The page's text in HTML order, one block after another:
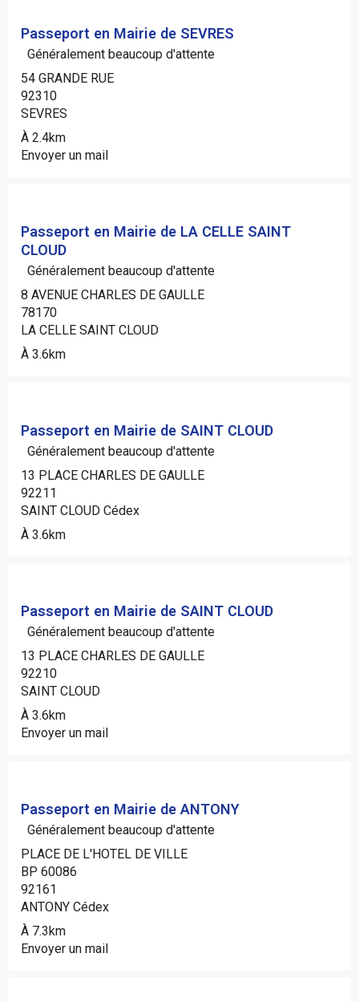
Passeport en Mairie de SEVRES
Généralement beaucoup d'attente
54 GRANDE RUE
92310
SEVRES
À 2.4km
Envoyer un mail
Passeport en Mairie de LA CELLE SAINT
CLOUD
Généralement beaucoup d'attente
8 AVENUE CHARLES DE GAULLE
78170
LA CELLE SAINT CLOUD
À 3.6km
Passeport en Mairie de SAINT CLOUD
Généralement beaucoup d'attente
13 PLACE CHARLES DE GAULLE
92211
SAINT CLOUD Cédex
À 3.6km
Passeport en Mairie de SAINT CLOUD
Généralement beaucoup d'attente
13 PLACE CHARLES DE GAULLE
92210
SAINT CLOUD
À 3.6km
Envoyer un mail
Passeport en Mairie de ANTONY
Généralement beaucoup d'attente
PLACE DE L'HOTEL DE VILLE
BP 60086
92161
ANTONY Cédex
À 7.3km
Envoyer un mail